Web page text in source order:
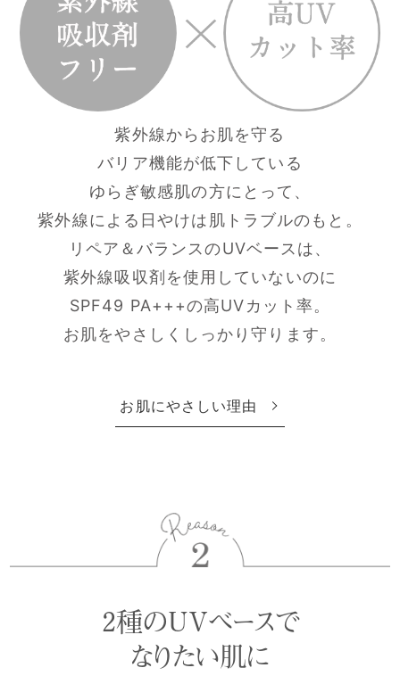
紫外線からお肌を守る
バリア機能が低下している
ゆらぎ敏感肌の方にとって、
紫外線による日やけは肌トラブルのもと。
リペア＆バランスのUVベースは、
紫外線吸収剤を使用していないのに
SPF49 PA+++の高UVカット率。
お肌をやさしくしっかり守ります。
お肌にやさしい理由
2種のUVベースで
なりたい肌に